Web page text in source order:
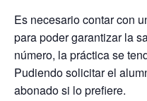
Es necesario contar con
para poder garantizar la
número, la práctica se
Pudiendo solicitar el
abonado si lo prefiere.